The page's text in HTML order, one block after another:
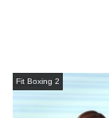
Fit Boxing 2